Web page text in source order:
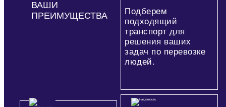
ВАШИ
ПРЕИМУЩЕСТВА
Подберем
подходящий
транспорт для
решения ваших
задач по перевозке
людей.